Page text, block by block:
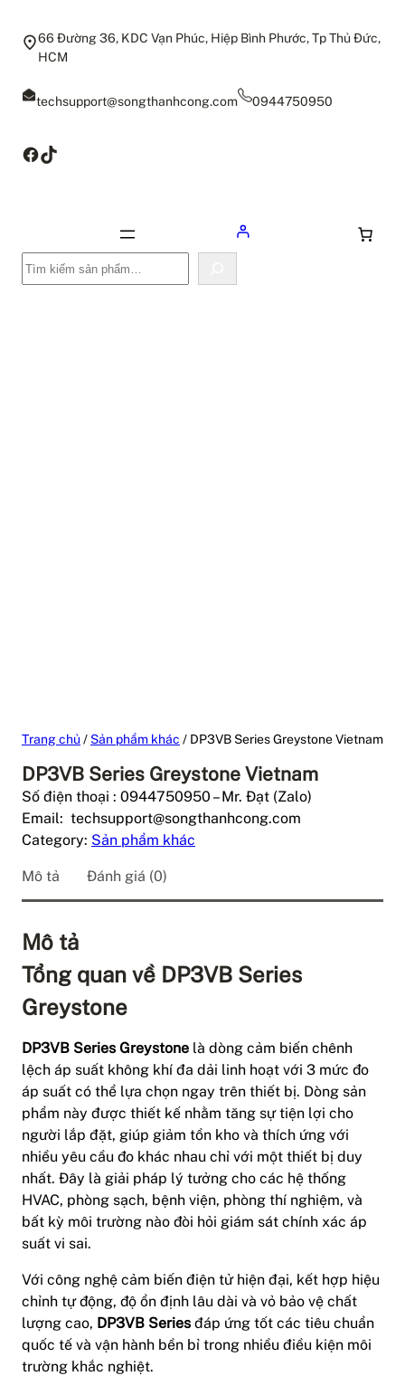
66 Đường 36, KDC Vạn Phúc, Hiệp Bình Phước, Tp Thủ Đức,
HCM
techsupport@songthanhcong.com 0944750950
Facebook
TikTok
Tìm
kiếm
Trang chủ / Sản phẩm khác / DP3VB Series Greystone Vietnam
DP3VB Series Greystone Vietnam
Số điện thoại : 0944750950 – Mr. Đạt (Zalo)
Email: techsupport@songthanhcong.com
Category: Sản phẩm khác
Mô tả Đánh giá (0)
Mô tả
Tổng quan về DP3VB Series
Greystone
DP3VB Series Greystone là dòng cảm biến chênh
lệch áp suất không khí đa dải linh hoạt với 3 mức đo
áp suất có thể lựa chọn ngay trên thiết bị. Dòng sản
phẩm này được thiết kế nhằm tăng sự tiện lợi cho
người lắp đặt, giúp giảm tồn kho và thích ứng với
nhiều yêu cầu đo khác nhau chỉ với một thiết bị duy
nhất. Đây là giải pháp lý tưởng cho các hệ thống
HVAC, phòng sạch, bệnh viện, phòng thí nghiệm, và
bất kỳ môi trường nào đòi hỏi giám sát chính xác áp
suất vi sai.
Với công nghệ cảm biến điện tử hiện đại, kết hợp hiệu
chỉnh tự động, độ ổn định lâu dài và vỏ bảo vệ chất
lượng cao, DP3VB Series đáp ứng tốt các tiêu chuẩn
quốc tế và vận hành bền bỉ trong nhiều điều kiện môi
trường khắc nghiệt.